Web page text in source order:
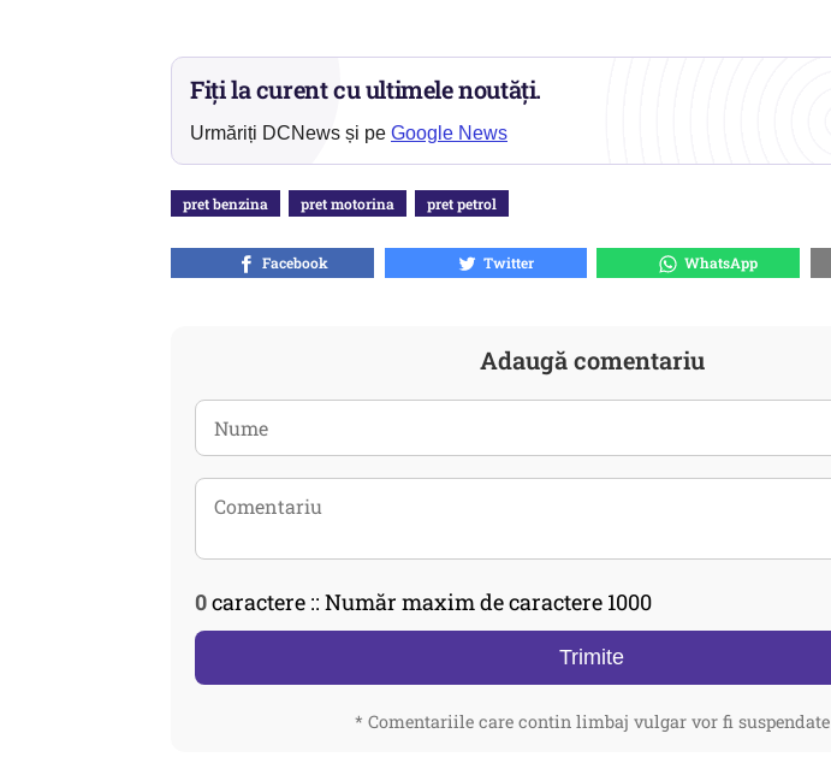
Fiți la curent cu ultimele noutăți.
Urmăriți DCNews și pe Google News
pret benzina pret motorina pret petrol
Facebook Twitter WhatsApp
Adaugă comentariu
0caractere :: Număr maxim de caractere 1000
Trimite
* Comentariile care contin limbaj vulgar vor fi suspendate